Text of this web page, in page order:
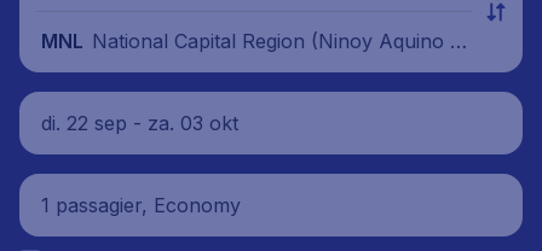
MNL National Capital Region (Ninoy Aquino In
ternational Airport), Filipijnen
di. 22 sep - za. 03 okt
1 passagier, Economy